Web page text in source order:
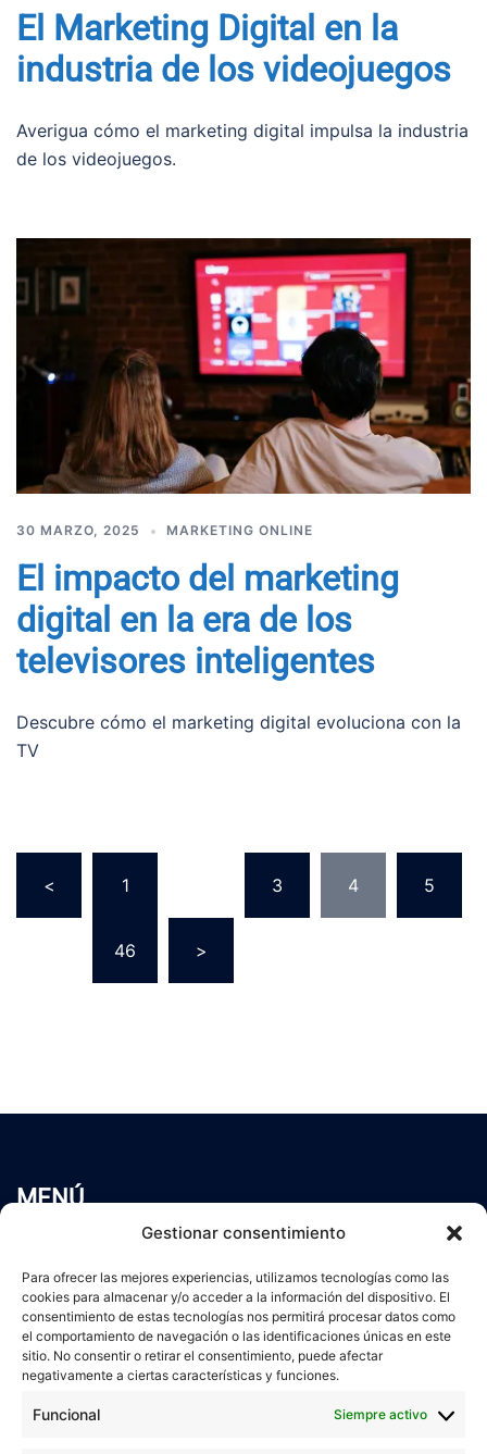
Gestionar consentimiento
Para ofrecer las mejores experiencias, utilizamos tecnologías como las
cookies para almacenar y/o acceder a la información del dispositivo. El
consentimiento de estas tecnologías nos permitirá procesar datos como
el comportamiento de navegación o las identificaciones únicas en este
sitio. No consentir o retirar el consentimiento, puede afectar
negativamente a ciertas características y funciones.
Funcional Siempre activo
El Marketing Digital en la
industria de los videojuegos
Averigua cómo el marketing digital impulsa la industria
de los videojuegos.
30 MARZO, 2025 MARKETING ONLINE
El impacto del marketing
digital en la era de los
televisores inteligentes
Descubre cómo el marketing digital evoluciona con la
TV
entradas
< 1 3 4 5
46 >
MENÚ
Servicios
Blog
Contacto
Aviso Legal
Política de cookies